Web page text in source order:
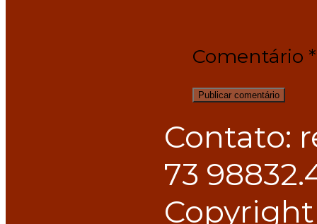
Comentário *
Contato:
73